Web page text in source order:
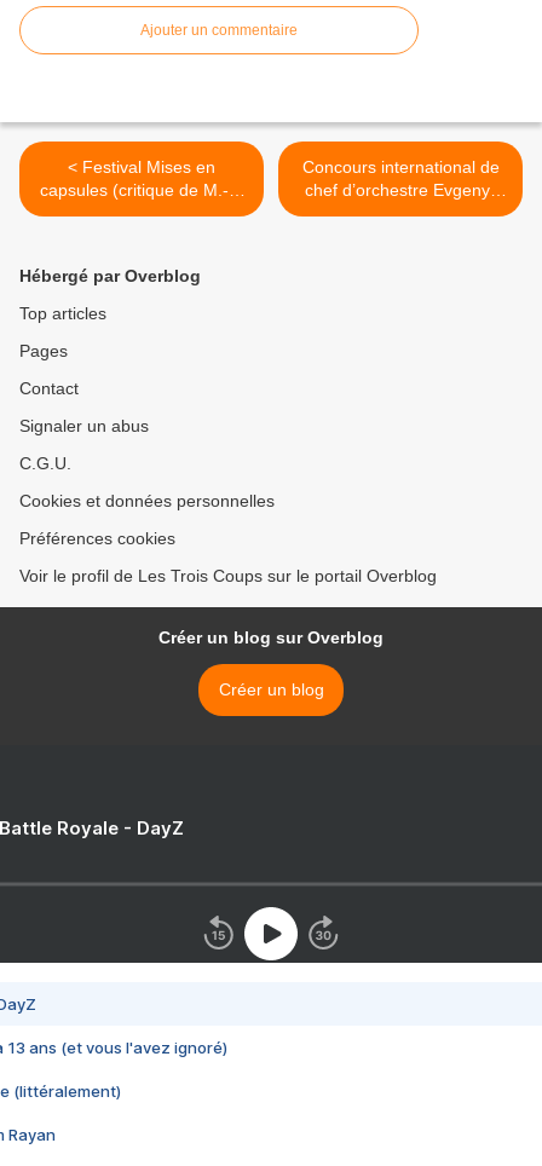
Ajouter un commentaire
< Festival Mises en
capsules (critique de M.-A.
L.M.), Ciné 13 Théâtre à
Concours international de
chef d’orchestre Evgeny-
Svetlanov, du 10
Hébergé par Overblog
Top articles
Pages
Contact
Signaler un abus
C.G.U.
Cookies et données personnelles
Préférences cookies
Voir le profil de Les Trois Coups sur le portail Overblog
Créer un blog sur Overblog
Créer un blog
Royale - DayZ
13 ans (et vous l'avez ignoré)
(littéralement)
Rayan